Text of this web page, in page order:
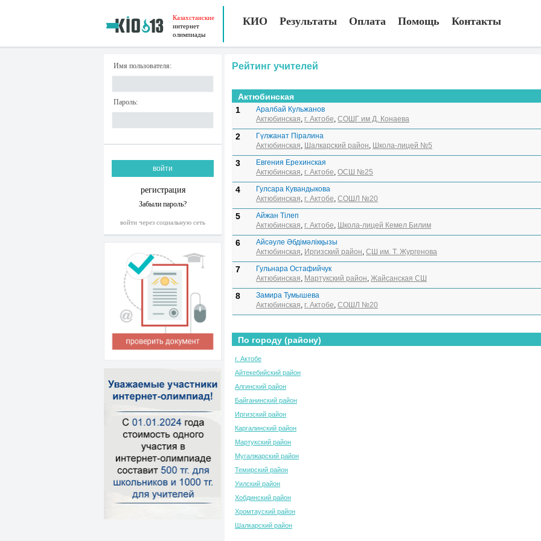
Казахстанские
интернет
олимпиады
КИО Результаты Оплата Помощь Контакты
Имя пользователя:
Пароль:
регистрация
Забыли пароль?
войти через социальную сеть
Рейтинг учителей
Актюбинская
1
Аралбай Кульжанов
Актюбинская, г. Актобе, СОШГ им Д. Конаева
2
Гүлжанат Піралина
Актюбинская, Шалкарский район, Школа-лицей №5
3
Евгения Ерехинская
Актюбинская, г. Актобе, ОСШ №25
4
Гулсара Кувандыкова
Актюбинская, г. Актобе, СОШЛ №20
5
Айжан Тілеп
Актюбинская, г. Актобе, Школа-лицей Кемел Билим
6
Айсәуле Әбдімәлікқызы
Актюбинская, Иргизский район, СШ им. Т. Жургенова
7
Гульнара Остафийчук
Актюбинская, Мартукский район, Жайсанская СШ
8
Замира Тумышева
Актюбинская, г. Актобе, СОШЛ №20
По городу (району)
г. Актобе
Айтекебийский район
Алгинский район
Байганинский район
Иргизский район
Каргалинский район
Мартукский район
Мугалжарский район
Темирский район
Уилский район
Хобдинский район
Хромтауский район
Шалкарский район